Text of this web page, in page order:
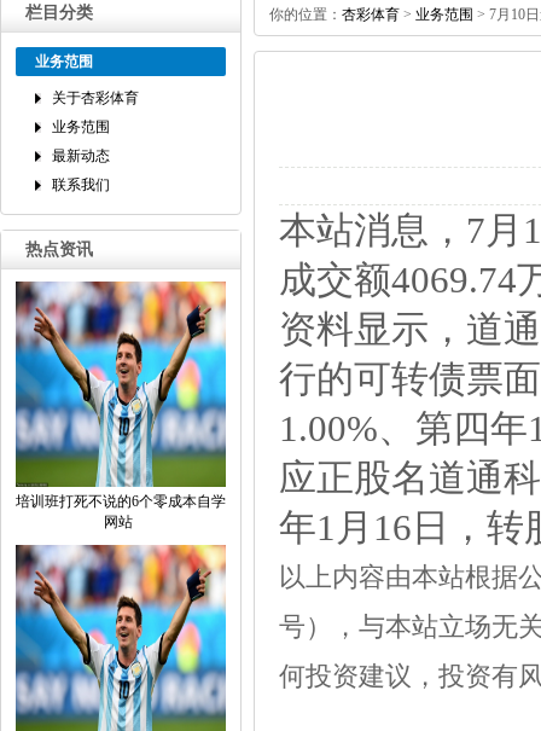
栏目分类
业务范围
关于杏彩体育
业务范围
最新动态
联系我们
热点资讯
培训班打死不说的6个零成本自学
网站​​​
你的位置： 杏彩体育 > 业务范围 >7月10日
本站消息，7月
成交额4069.74
资料显示，道
行的可转债票
1.00%、第四
应正股名道通
年1月16日，转
以上内容由本站根据
号），与本站立场无
何投资建议，投资有